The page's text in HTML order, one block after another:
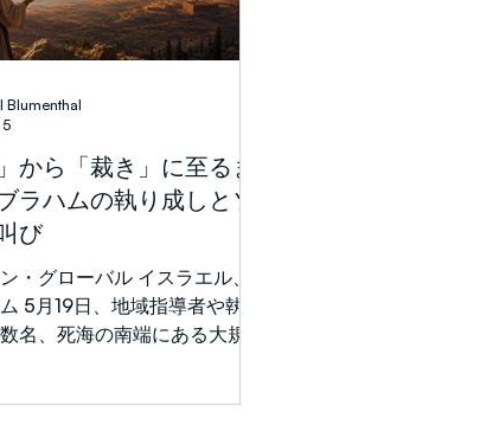
から「裁き」に至るま
ラハムの執り成しとソ
び
・グローバル イスラエル、
5月19日、地域指導者や執り
名、死海の南端にある大規模
Blumenthal